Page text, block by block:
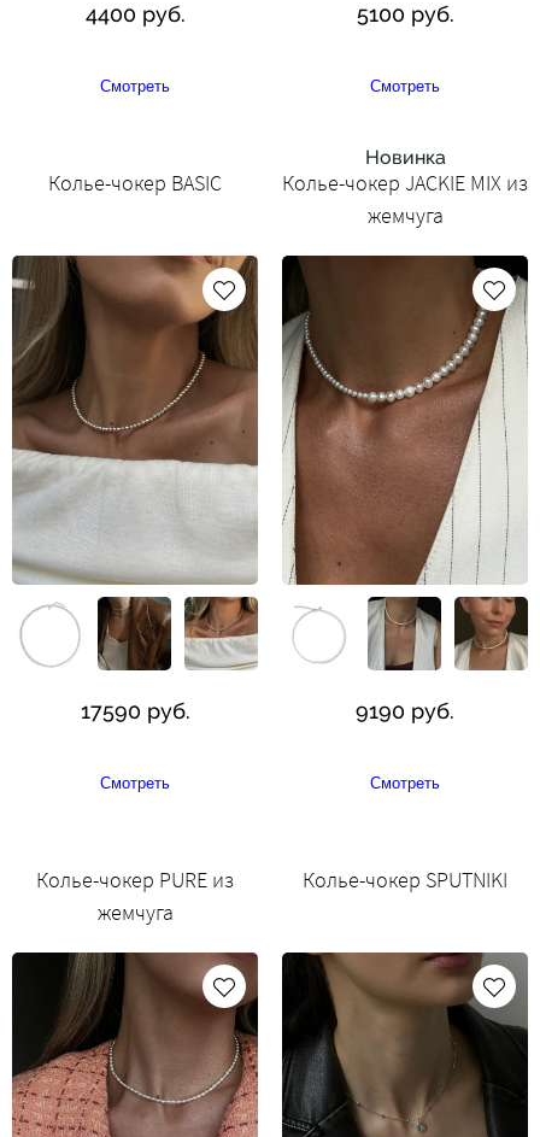
4400 руб.
Смотреть
5100 руб.
Смотреть
Колье-чокер BASIC
17590 руб.
Смотреть
Новинка
Колье-чокер JACKIE MIX из
жемчуга
9190 руб.
Смотреть
Колье-чокер PURE из
жемчуга
Колье-чокер SPUTNIKI